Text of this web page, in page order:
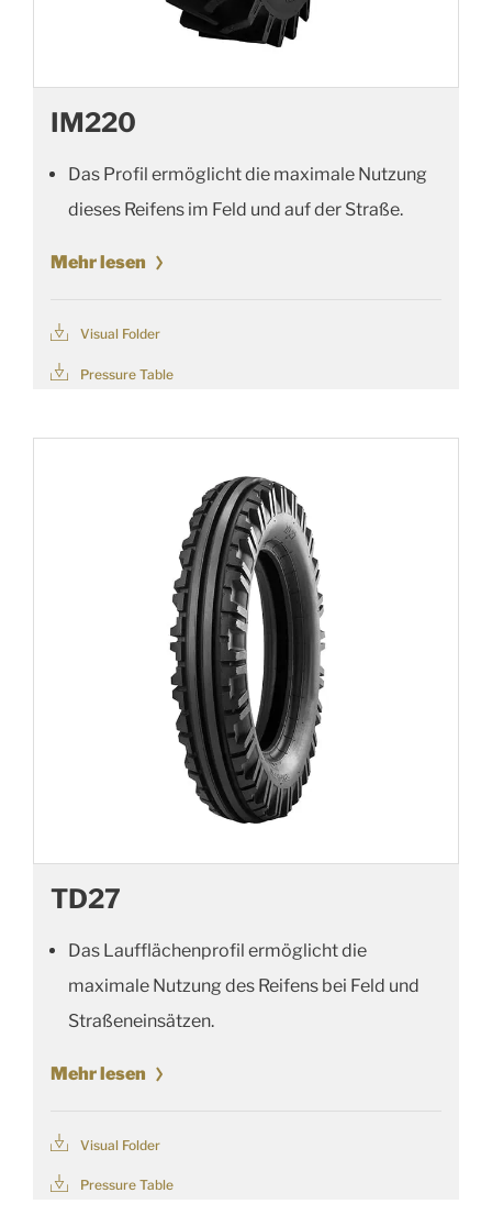
IM220
Das Profil ermöglicht die maximale Nutzung
dieses Reifens im Feld und auf der Straße.
Mehr lesen
Visual Folder
Pressure Table
TD27
Das Laufflächenprofil ermöglicht die
maximale Nutzung des Reifens bei Feld und
Straßeneinsätzen.
Mehr lesen
Visual Folder
Pressure Table